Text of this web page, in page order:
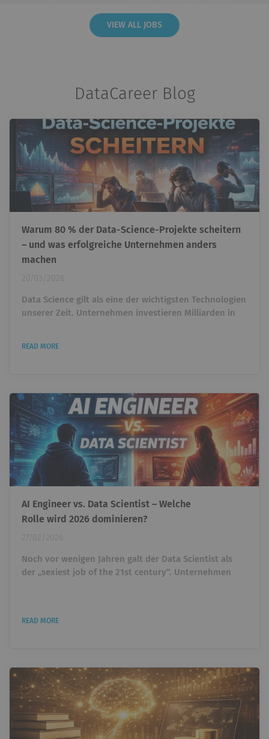
VIEW ALL JOBS
DataCareer Blog
Warum 80 % der Data-Science-Projekte scheitern
– und was erfolgreiche Unternehmen anders
machen
Data Science gilt als eine der wichtigsten Technologien
unserer Zeit. Unternehmen investieren Milliarden in
Dashboards entstehen. Prototypen funktionieren im
Notebook....
READ MORE
AI Engineer vs. Data Scientist – Welche
Rolle wird 2026 dominieren?
Noch vor wenigen Jahren galt der Data Scientist als
der „sexiest job of the 21st century“. Unternehmen
paar ML-Projekte vorweisen konnte, war heiß begehrt.
READ MORE